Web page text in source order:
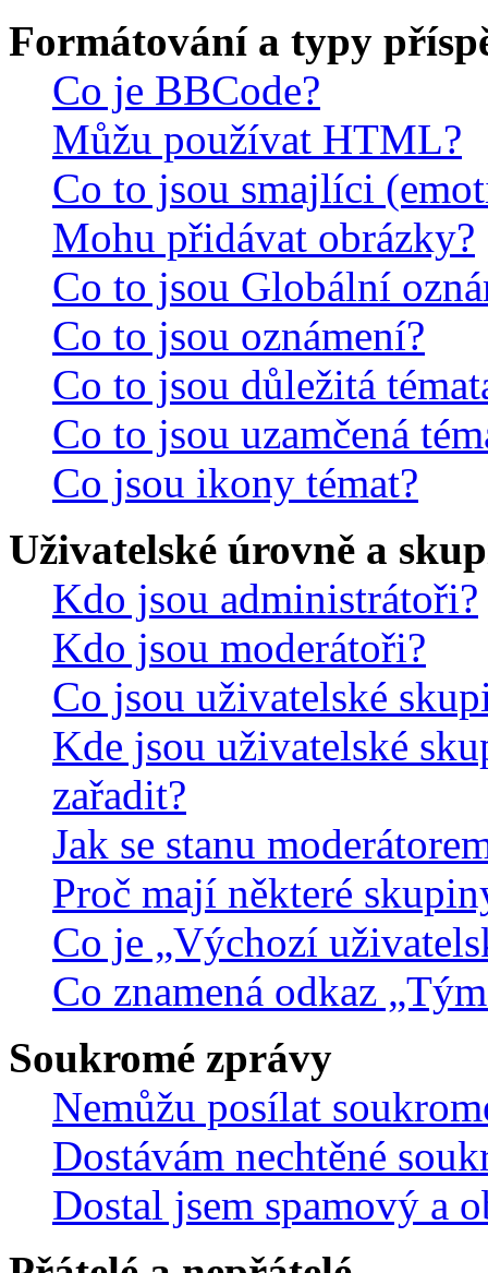
Formátování a typy
Co je BBCode?
Můžu používat HTML?
Co to jsou smajlíci
Mohu přidávat obrázky?
Co to jsou Globální
Co to jsou oznámení?
Co to jsou důležitá
Co to jsou uzamčená
Co jsou ikony témat?
Uživatelské úrovně a
Kdo jsou administrátoři?
Kdo jsou moderátoři?
Co jsou uživatelské
Kde jsou uživatelské
zařadit?
Jak se stanu
Proč mají některé
Co je „Výchozí
Co znamená odkaz
Soukromé zprávy
Nemůžu posílat
Dostávám nechtěné
Dostal jsem spamový a